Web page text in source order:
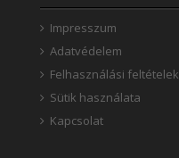
Impresszum
Adatvédelem
Felhasználási feltételek
Sütik használata
Kapcsolat